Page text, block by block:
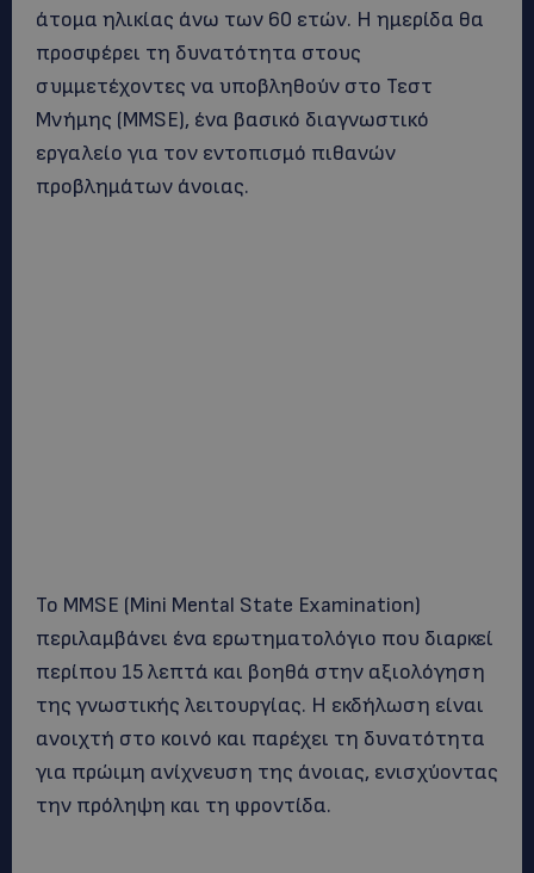
άτομα ηλικίας άνω των 60 ετών. Η ημερίδα θα
προσφέρει τη δυνατότητα στους
συμμετέχοντες να υποβληθούν στο Τεστ
Μνήμης (ΜΜSE), ένα βασικό διαγνωστικό
εργαλείο για τον εντοπισμό πιθανών
προβλημάτων άνοιας.
Το MMSE (Mini Mental State Examination)
περιλαμβάνει ένα ερωτηματολόγιο που διαρκεί
περίπου 15 λεπτά και βοηθά στην αξιολόγηση
της γνωστικής λειτουργίας. Η εκδήλωση είναι
ανοιχτή στο κοινό και παρέχει τη δυνατότητα
για πρώιμη ανίχνευση της άνοιας, ενισχύοντας
την πρόληψη και τη φροντίδα.